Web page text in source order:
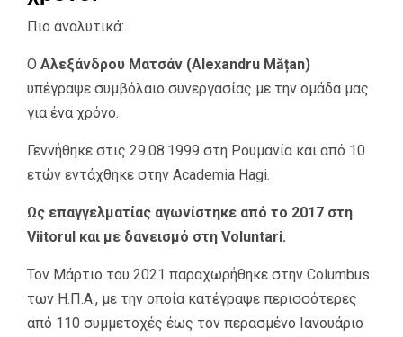
Πιο αναλυτικά:
O Αλεξάνδρου Ματσάν (Alexandru Mățan)
υπέγραψε συμβόλαιο συνεργασίας με την ομάδα μας
για ένα χρόνο.
Γεννήθηκε στις 29.08.1999 στη Ρουμανία και από 10
ετών εντάχθηκε στην Academia Hagi.
Ως επαγγελματίας αγωνίστηκε από το 2017 στη
Viitorul και με δανεισμό στη Voluntari.
Τον Μάρτιο του 2021 παραχωρήθηκε στην Columbus
των Η.Π.Α., με την οποία κατέγραψε περισσότερες
από 110 συμμετοχές έως τον περασμένο Ιανουάριο